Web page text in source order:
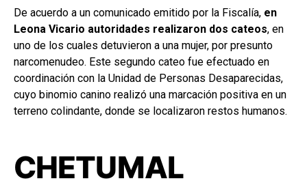
De acuerdo a un comunicado emitido por la Fiscalía, en
Leona Vicario autoridades realizaron dos cateos, en
uno de los cuales detuvieron a una mujer, por presunto
narcomenudeo. Este segundo cateo fue efectuado en
coordinación con la Unidad de Personas Desaparecidas,
cuyo binomio canino realizó una marcación positiva en un
terreno colindante, donde se localizaron restos humanos.
CHETUMAL